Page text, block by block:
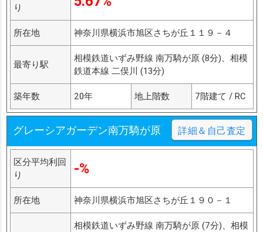
り
所在地 神奈川県横浜市旭区さちが丘１１９－４
最寄り駅
相模鉄道いずみ野線 南万騎が原 (8分)、相模
鉄道本線 二俣川 (13分)
築年数 20年 地上階数 7階建て / RC
グレーシアガーデン南万騎が原 詳細＆自己査定
区分平均利回
り
-%
所在地 神奈川県横浜市旭区さちが丘１９０－１
相模鉄道いずみ野線 南万騎が原 (7分)、相模